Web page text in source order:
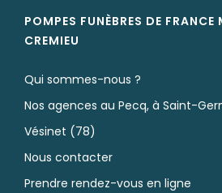
POMPES FUNÈBRES DE FRANCE
CREMIEU
Qui sommes-nous ?
Nos agences au Pecq, à Saint-
Vésinet (78)
Nous contacter
Prendre rendez-vous en ligne